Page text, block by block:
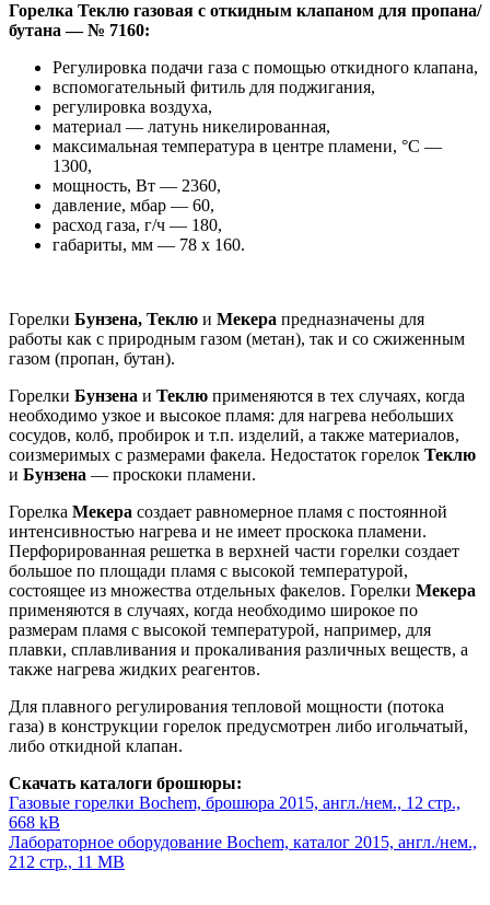
Горелка Теклю газовая с откидным клапаном для пропана/
бутана — № 7160:
Регулировка подачи газа с помощью откидного клапана,
вспомогательный фитиль для поджигания,
регулировка воздуха,
материал — латунь никелированная,
максимальная температура в центре пламени, °С —
1300,
мощность, Вт — 2360,
давление, мбар — 60,
расход газа, г/ч — 180,
габариты, мм — 78 х 160.
Горелки Бунзена, Теклю и Мекера предназначены для
работы как с природным газом (метан), так и со сжиженным
газом (пропан, бутан).
Горелки Бунзена и Теклю применяются в тех случаях, когда
необходимо узкое и высокое пламя: для нагрева небольших
сосудов, колб, пробирок и т.п. изделий, а также материалов,
соизмеримых с размерами факела. Недостаток горелок Теклю
и Бунзена — проскоки пламени.
Горелка Мекера создает равномерное пламя с постоянной
интенсивностью нагрева и не имеет проскока пламени.
Перфорированная решетка в верхней части горелки создает
большое по площади пламя с высокой температурой,
состоящее из множества отдельных факелов. Горелки Мекера
применяются в случаях, когда необходимо широкое по
размерам пламя с высокой температурой, например, для
плавки, сплавливания и прокаливания различных веществ, а
также нагрева жидких реагентов.
Для плавного регулирования тепловой мощности (потока
газа) в конструкции горелок предусмотрен либо игольчатый,
либо откидной клапан.
Скачать каталоги брошюры:
Газовые горелки Bochem, брошюра 2015, англ./нем., 12 стр.,
668 kB
Лабораторное оборудование Bochem, каталог 2015, англ./нем.,
212 стр., 11 MB